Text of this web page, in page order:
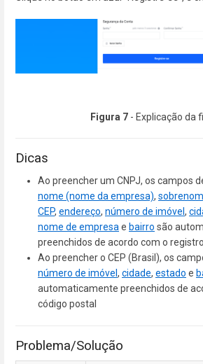
Figura 7- Explicação da
Dicas
Ao preencher um CNPJ, os campos
nome (nome da empresa),
CEP, endereço, número de imóvel ,
nome de empresae bairro são
preenchidos de acordo com o
Ao preencher o CEP (Brasil), os
número de imóvel , cidade, estado e
automaticamente preenchidos de
código postal
Problema/Solução